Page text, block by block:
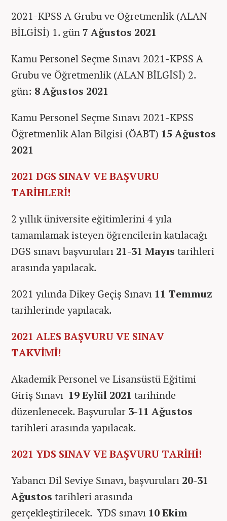
2021-KPSS A Grubu ve Öğretmenlik (ALAN
BİLGİSİ) 1. gün7 Ağustos 2021
Kamu Personel Seçme Sınavı 2021-KPSS A
Grubu ve Öğretmenlik (ALAN BİLGİSİ) 2.
gün: 8 Ağustos 2021
Kamu Personel Seçme Sınavı 2021-KPSS
Öğretmenlik Alan Bilgisi (ÖABT) 15 Ağustos
2021
2021 DGS SINAV VE BAŞVURU
TARİHLERİ!
2 yıllık üniversite eğitimlerini 4 yıla
tamamlamak isteyen öğrencilerin katılacağı
DGS sınavı başvuruları 21-31 Mayıs tarihleri
arasında yapılacak.
2021 yılında Dikey Geçiş Sınavı 11 Temmuz
tarihlerinde yapılacak.
2021 ALES BAŞVURU VE SINAV
TAKVİMİ!
Akademik Personel ve Lisansüstü Eğitimi
Giriş Sınavı 19 Eylül 2021 tarihinde
düzenlenecek. Başvurular 3-11 Ağustos
tarihleri arasında yapılacak.
2021 YDS SINAV VE BAŞVURU TARİHİ!
Yabancı Dil Seviye Sınavı, başvuruları 20-31
Ağustos tarihleri arasında
gerçekleştirilecek. YDS sınavı 10 Ekim